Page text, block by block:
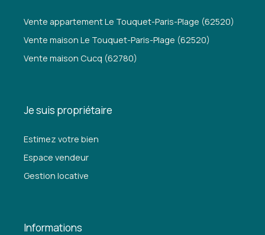
Vente appartement Le Touquet-Paris-Plage (62520)
Vente maison Le Touquet-Paris-Plage (62520)
Vente maison Cucq (62780)
Je suis propriétaire
Estimez votre bien
Espace vendeur
Gestion locative
Informations